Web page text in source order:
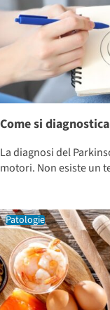
Come si
La diagnosi del
motori. Non esiste un
Patologie